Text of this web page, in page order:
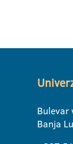
Bulevar
Banja